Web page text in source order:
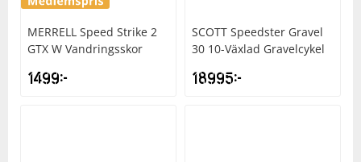
MERRELL Speed Strike 2
GTX W Vandringsskor
1499kr
SCOTT Speedster Gravel
30 10-Växlad Gravelcykel
18995kr